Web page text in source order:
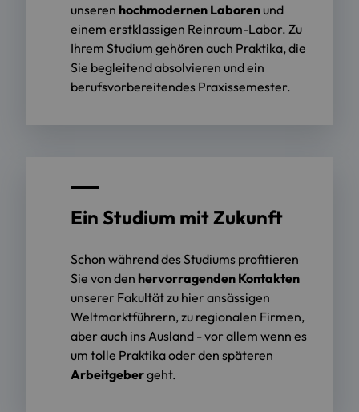
unseren hochmodernen Laboren und
einem erstklassigen Reinraum-Labor. Zu
Ihrem Studium gehören auch Praktika, die
Sie begleitend absolvieren und ein
berufsvorbereitendes Praxissemester.
Ein Studium mit Zukunft
Schon während des Studiums profitieren
Sie von den hervorragenden Kontakten
unserer Fakultät zu hier ansässigen
Weltmarktführern, zu regionalen Firmen,
aber auch ins Ausland - vor allem wenn es
um tolle Praktika oder den späteren
Arbeitgebergeht.